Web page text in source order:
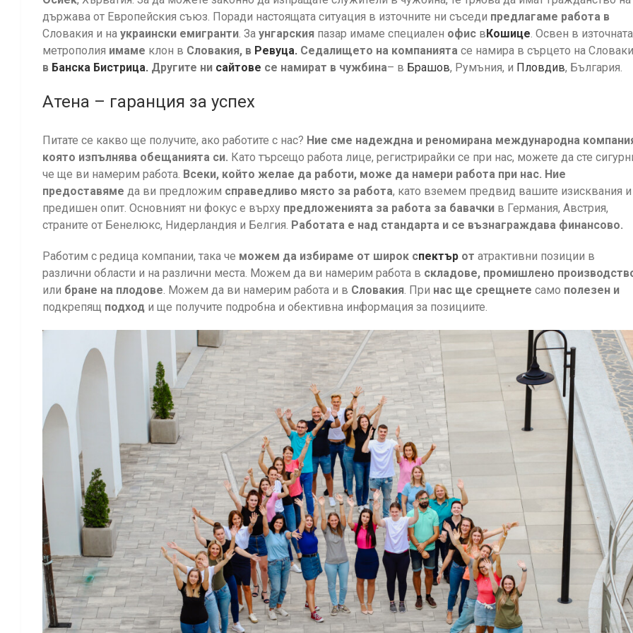
държава от Европейския съюз. Поради настоящата ситуация в източните ни съседи предлагаме работа в
Словакия и на украински емигранти. За унгарския пазар имаме специален офис вКошице. Освен в източната
метрополия имаме клон в Словакия, в Ревуца. Седалището на компанията се намира в сърцето на
в Банска Бистрица. Другите ни сайтове се намират в чужбина– в Брашов, Румъния, и Пловдив, България.
Aтена – гаранция за успех
Питате се какво ще получите, ако работите с нас? Ние сме надеждна и реномирана международна
която изпълнява обещанията си. Като търсещо работа лице, регистрирайки се при нас, можете да сте
че ще ви намерим работа. Всеки, който желае да работи, може да намери работа при нас. Ние
предоставяме да ви предложим справедливо място за работа, като вземем предвид вашите изисквания и
предишен опит. Основният ни фокус е върху предложенията за работа за бавачки в Германия, Австрия,
страните от Бенелюкс, Нидерландия и Белгия. Работата е над стандарта и се възнаграждава финансово.
Работим с редица компании, така че можем да избираме от широк спектър от атрактивни позиции в
различни области и на различни места. Можем да ви намерим работа в складове, промишлено
или бране на плодове. Можем да ви намерим работа и в Словакия. При нас ще срещнете само полезен и
подкрепящ подход и ще получите подробна и обективна информация за позициите.